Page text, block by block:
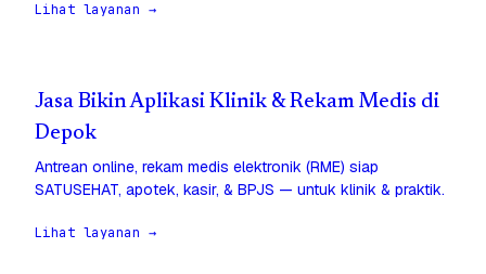
Lihat layanan →
Jasa Bikin Aplikasi Klinik & Rekam Medis di
Depok
Antrean online, rekam medis elektronik (RME) siap
SATUSEHAT, apotek, kasir, & BPJS — untuk klinik & praktik.
Lihat layanan →